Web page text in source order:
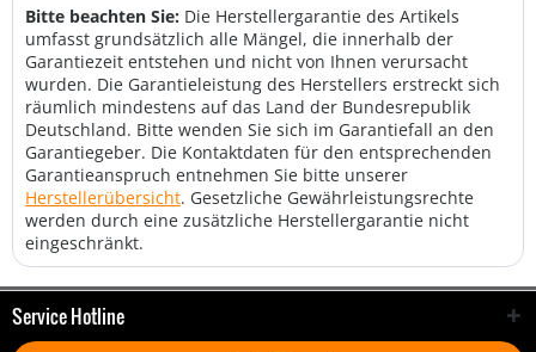
Bitte beachten Sie: Die Herstellergarantie des Artikels
umfasst grundsätzlich alle Mängel, die innerhalb der
Garantiezeit entstehen und nicht von Ihnen verursacht
wurden. Die Garantieleistung des Herstellers erstreckt sich
räumlich mindestens auf das Land der Bundesrepublik
Deutschland. Bitte wenden Sie sich im Garantiefall an den
Garantiegeber. Die Kontaktdaten für den entsprechenden
Garantieanspruch entnehmen Sie bitte unserer
Herstellerübersicht. Gesetzliche Gewährleistungsrechte
werden durch eine zusätzliche Herstellergarantie nicht
eingeschränkt.
Service Hotline